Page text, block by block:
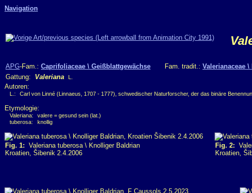
Navigation
APG-Fam.: Caprifoliaceae \ Geißblattgewächse Fam. tradit.: Valerianaceae
Gattung: Valeriana L.
Autoren:
L.: Carl von Linné (Linnaeus, 1707 - 1777), schwedischer Naturforscher, der das binäre
Etymologie:
Valeriana:
valere = gesund sein (lat.)
tuberosa:
knollig
Fig. 1: Valeriana tuberosa \ Knolliger Baldrian
Kroatien, Šibenik 2.4.2006
Fig. 2:
Kroatien,